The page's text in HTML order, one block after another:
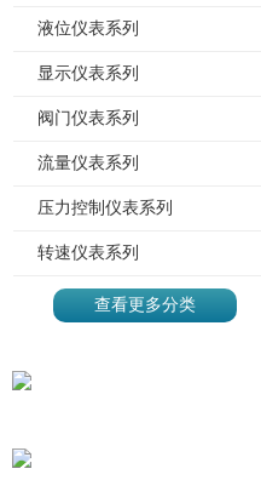
液位仪表系列
显示仪表系列
阀门仪表系列
流量仪表系列
压力控制仪表系列
转速仪表系列
查看更多分类